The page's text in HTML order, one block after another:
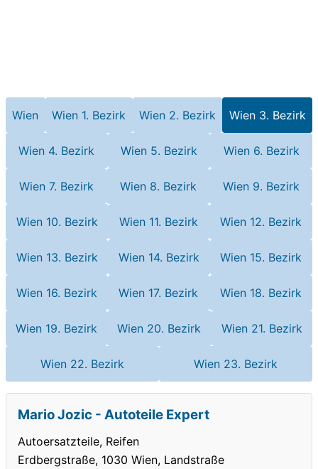
Wien Wien 1. Bezirk Wien 2. Bezirk Wien 3. Bezirk
Wien 4. Bezirk Wien 5. Bezirk Wien 6. Bezirk
Wien 7. Bezirk Wien 8. Bezirk Wien 9. Bezirk
Wien 10. Bezirk Wien 11. Bezirk Wien 12. Bezirk
Wien 13. Bezirk Wien 14. Bezirk Wien 15. Bezirk
Wien 16. Bezirk Wien 17. Bezirk Wien 18. Bezirk
Wien 19. Bezirk Wien 20. Bezirk Wien 21. Bezirk
Wien 22. Bezirk Wien 23. Bezirk
Mario Jozic - Autoteile Expert
Autoersatzteile, Reifen
Erdbergstraße, 1030 Wien, Landstraße